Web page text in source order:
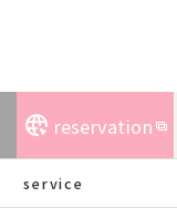
reservation
service